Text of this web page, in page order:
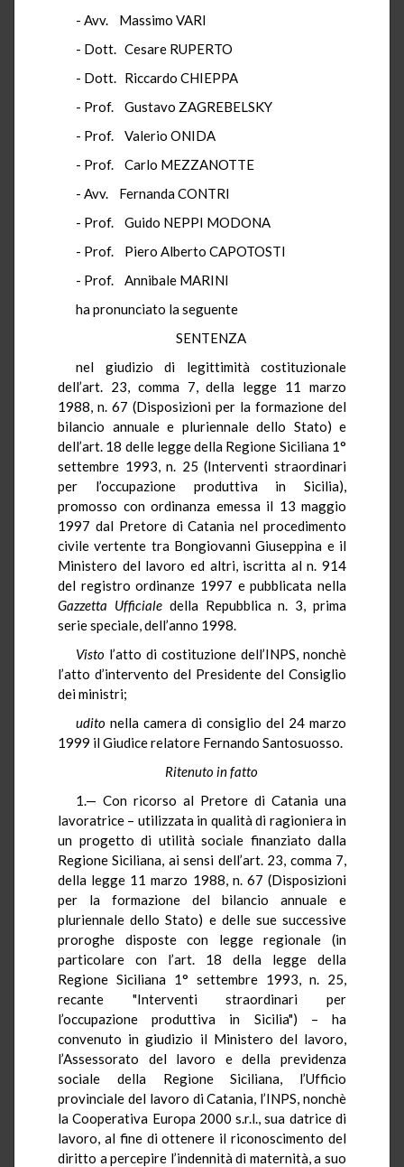
- Avv. Massimo VARI
- Dott. Cesare RUPERTO
- Dott. Riccardo CHIEPPA
- Prof. Gustavo ZAGREBELSKY
- Prof. Valerio ONIDA
- Prof. Carlo MEZZANOTTE
- Avv. Fernanda CONTRI
- Prof. Guido NEPPI MODONA
- Prof. Piero Alberto CAPOTOSTI
- Prof. Annibale MARINI
ha pronunciato la seguente
SENTENZA
nel giudizio di legittimità costituzionale
dell’art. 23, comma 7, della legge 11 marzo
1988, n. 67 (Disposizioni per la formazione del
bilancio annuale e pluriennale dello Stato) e
dell’art. 18 delle legge della Regione Siciliana 1°
settembre 1993, n. 25 (Interventi straordinari
per l’occupazione produttiva in Sicilia),
promosso con ordinanza emessa il 13 maggio
1997 dal Pretore di Catania nel procedimento
civile vertente tra Bongiovanni Giuseppina e il
Ministero del lavoro ed altri, iscritta al n. 914
del registro ordinanze 1997 e pubblicata nella
Gazzetta Ufficialedella Repubblica n. 3, prima
serie speciale, dell’anno 1998.
Visto l’atto di costituzione dell’INPS, nonchè
l’atto d’intervento del Presidente del Consiglio
dei ministri;
udito nella camera di consiglio del 24 marzo
1999 il Giudice relatore Fernando Santosuosso.
Ritenuto in fatto
1.— Con ricorso al Pretore di Catania una
lavoratrice – utilizzata in qualità di ragioniera in
un progetto di utilità sociale finanziato dalla
Regione Siciliana, ai sensi dell’art. 23, comma 7,
della legge 11 marzo 1988, n. 67 (Disposizioni
per la formazione del bilancio annuale e
pluriennale dello Stato) e delle sue successive
proroghe disposte con legge regionale (in
particolare con l’art. 18 della legge della
Regione Siciliana 1° settembre 1993, n. 25,
recante "Interventi straordinari per
l’occupazione produttiva in Sicilia") – ha
convenuto in giudizio il Ministero del lavoro,
l’Assessorato del lavoro e della previdenza
sociale della Regione Siciliana, l’Ufficio
provinciale del lavoro di Catania, l’INPS, nonchè
la Cooperativa Europa 2000 s.r.l., sua datrice di
lavoro, al fine di ottenere il riconoscimento del
diritto a percepire l’indennità di maternità, a suo